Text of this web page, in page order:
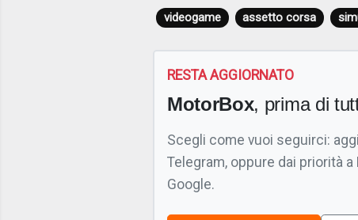
videogame assetto corsa
RESTA AGGIORNATO
MotorBox, prima di
Scegli come vuoi seguirci:
Telegram, oppure dai priorità
Google.